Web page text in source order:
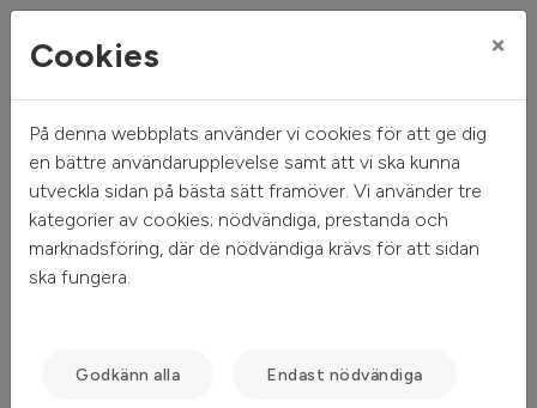
Mitt hem Mina sidor
Mina sidor
Cookies ×
På denna webbplats använder vi cookies för att ge dig
en bättre användarupplevelse samt att vi ska kunna
utveckla sidan på bästa sätt framöver. Vi använder tre
kategorier av cookies; nödvändiga, prestanda och
marknadsföring, där de nödvändiga krävs för att sidan
ska fungera.
Godkänn alla Endast nödvändiga